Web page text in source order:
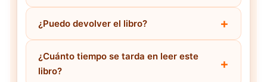
¿Puedo devolver el libro?
¿Cuánto tiempo se tarda en leer este
libro?